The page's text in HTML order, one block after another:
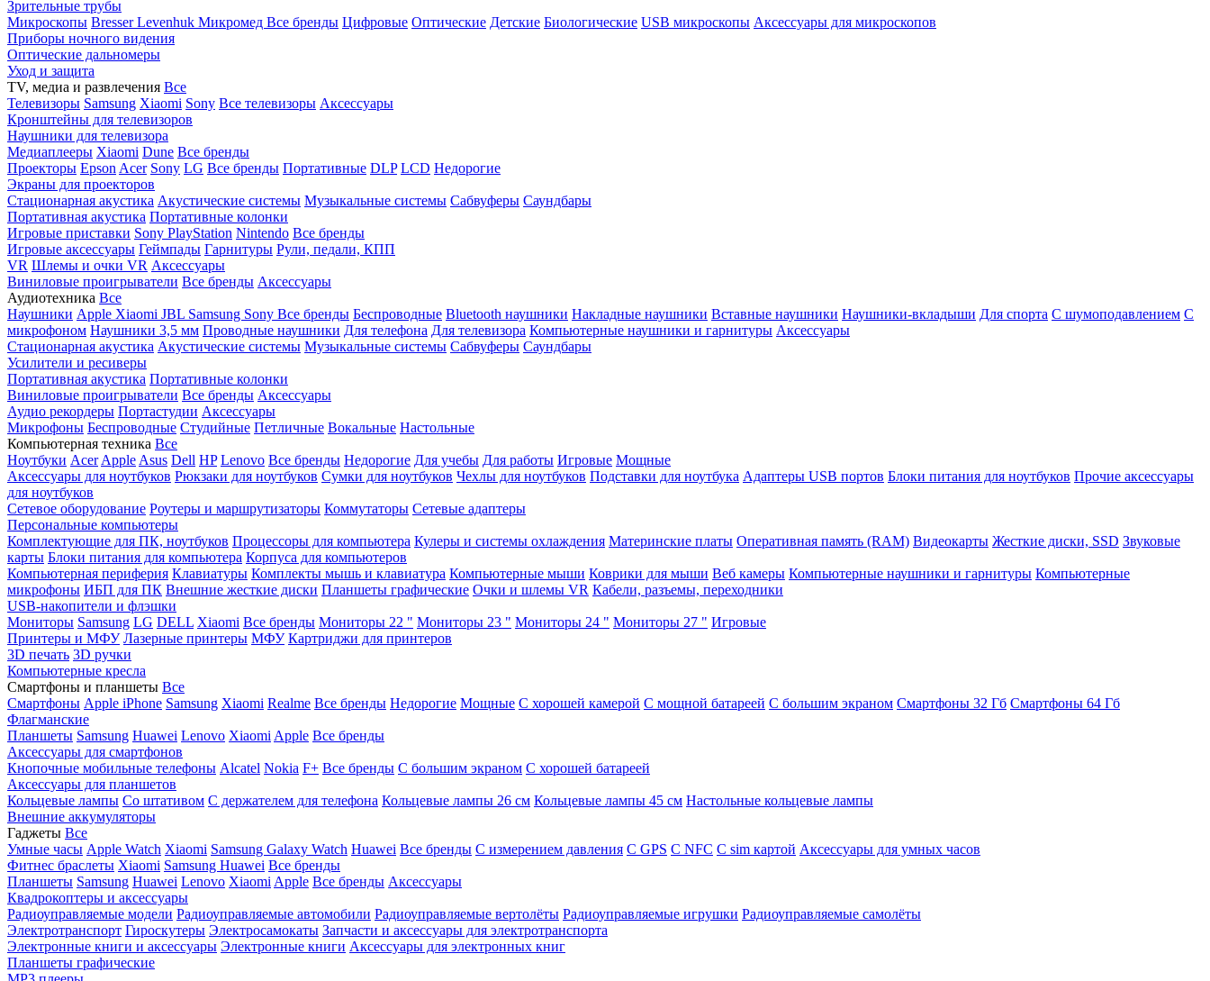
Зрительные трубы
Микроскопы BresserLevenhuk Микромед Все бренды Цифровые Оптические Детские Биологические USB микроскопы Аксессуары для микроскопов
Приборы ночного видения
Оптические дальномеры
Уход и защита
TV, медиа и развлечения Все
Телевизоры Samsung Xiaomi Sony Все телевизоры Аксессуары
Кронштейны для телевизоров
Наушники для телевизора
Медиаплееры Xiaomi Dune Все бренды
Проекторы Epson Acer Sony LG Все бренды Портативные DLP LCD Недорогие
Экраны для проекторов
Стационарная акустика Акустические системы Музыкальные системы Сабвуферы Саундбары
Портативная акустика Портативные колонки
Игровые приставки Sony PlayStation Nintendo Все бренды
Игровые аксессуары Геймпады Гарнитуры Рули, педали, КПП
VR Шлемы и очки VR Аксессуары
Виниловые проигрыватели Все бренды Аксессуары
Аудиотехника Все
Наушники Apple Xiaomi JBL Samsung Sony Все бренды Беспроводные Bluetooth наушники Накладные наушники Вставные наушники Наушники-вкладыши Для спорта С шумоподавлением С
микрофоном Наушники 3,5 мм Проводные наушники Для телефона Для телевизора Компьютерные наушники и гарнитуры Аксессуары
Стационарная акустика Акустические системы Музыкальные системы Сабвуферы Саундбары
Усилители и ресиверы
Портативная акустика Портативные колонки
Виниловые проигрыватели Все бренды Аксессуары
Аудио рекордеры Портастудии Аксессуары
Микрофоны Беспроводные Студийные Петличные Вокальные Настольные
Компьютерная техника Все
Ноутбуки Acer Apple Asus Dell HP Lenovo Все бренды Недорогие Для учебы Для работы Игровые Мощные
Аксессуары для ноутбуков Рюкзаки для ноутбуков Сумки для ноутбуков Чехлы для ноутбуков Подставки для ноутбука Адаптеры USB портов Блоки питания для ноутбуков Прочие аксессуары
для ноутбуков
Сетевое оборудование Роутеры и маршрутизаторы Коммутаторы Сетевые адаптеры
Персональные компьютеры
Комплектующие для ПК, ноутбуков Процессоры для компьютера Кулеры и системы охлаждения Материнские платы Оперативная память (RAM) Видеокарты Жесткие диски, SSD Звуковые
карты Блоки питания для компьютера Корпуса для компьютеров
Компьютерная периферия Клавиатуры Комплекты мышь и клавиатура Компьютерные мыши Коврики для мыши Веб камеры Компьютерные наушники и гарнитуры Компьютерные
микрофоны ИБП для ПК Внешние жесткие диски Планшеты графические Очки и шлемы VR Кабели, разъемы, переходники
USB-накопители и флэшки
Мониторы Samsung LG DELL Xiaomi Все бренды Мониторы 22 " Мониторы 23 " Мониторы 24 " Мониторы 27 " Игровые
Принтеры и МФУ Лазерные принтеры МФУ Картриджи для принтеров
3D печать 3D ручки
Компьютерные кресла
Смартфоны и планшеты Все
Смартфоны Apple iPhone Samsung Xiaomi Realme Все бренды Недорогие Мощные С хорошей камерой С мощной батареей С большим экраном Смартфоны 32 Гб Смартфоны 64 Гб
Флагманские
Планшеты Samsung Huawei Lenovo Xiaomi Apple Все бренды
Аксессуары для смартфонов
Кнопочные мобильные телефоны Alcatel Nokia F+ Все бренды С большим экраном С хорошей батареей
Аксессуары для планшетов
Кольцевые лампы Со штативом C держателем для телефона Кольцевые лампы 26 см Кольцевые лампы 45 см Настольные кольцевые лампы
Внешние аккумуляторы
Гаджеты Все
Умные часы Apple Watch Xiaomi Samsung Galaxy Watch Huawei Все бренды C измерением давления C GPS C NFC C sim картой Аксессуары для умных часов
Фитнес браслеты Xiaomi Samsung Huawei Все бренды
Планшеты Samsung Huawei Lenovo Xiaomi Apple Все бренды Аксессуары
Квадрокоптеры и аксессуары
Радиоуправляемые модели Радиоуправляемые автомобили Радиоуправляемые вертолёты Радиоуправляемые игрушки Радиоуправляемые самолёты
Электротранспорт Гироскутеры Электросамокаты Запчасти и аксессуары для электротранспорта
Электронные книги и аксессуары Электронные книги Аксессуары для электронных книг
Планшеты графические